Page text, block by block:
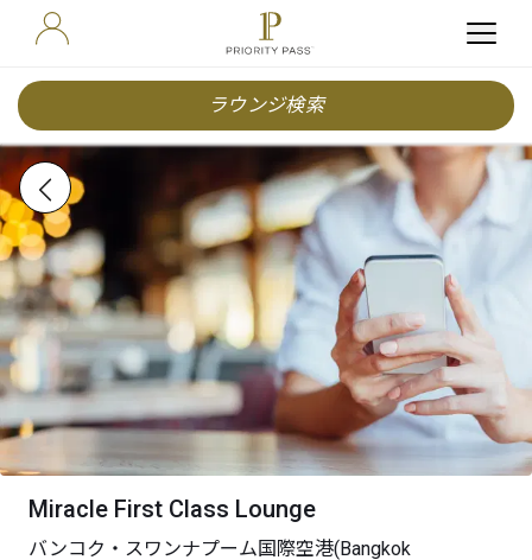
ラウンジ検索
Miracle First Class Lounge
バンコク・スワンナプーム国際空港(Bangkok